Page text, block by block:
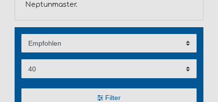
Neptunmaster.
Filter
weitere